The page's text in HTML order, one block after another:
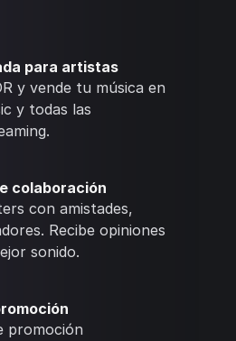
para artistas
y vende tu música en
y todas las
colaboración
con amistades,
Recibe opiniones
sonido.
promoción